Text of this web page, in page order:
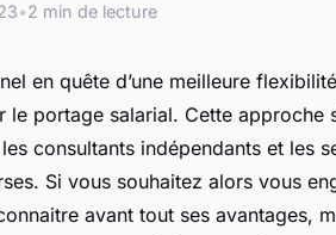
•2 min de lecture
en quête d’une meilleure
le portage salarial. Cette approche
consultants indépendants et les
Si vous souhaitez alors vous
avant tout ses avantages,